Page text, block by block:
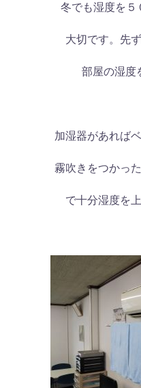
冬でも湿度を５
大切です。先
部屋の湿度
加湿器があれば
霧吹きをつかっ
で十分湿度を